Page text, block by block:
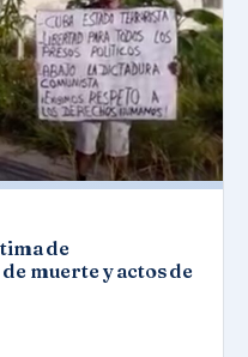
de
muerte y actos de